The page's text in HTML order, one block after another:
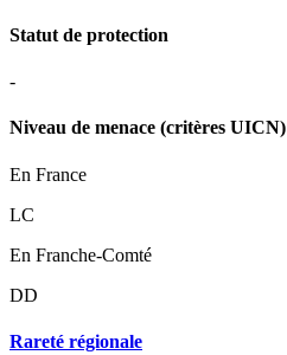
Statut de protection
-
Niveau de menace (critères UICN)
En France
LC
En Franche-Comté
DD
Rareté régionale